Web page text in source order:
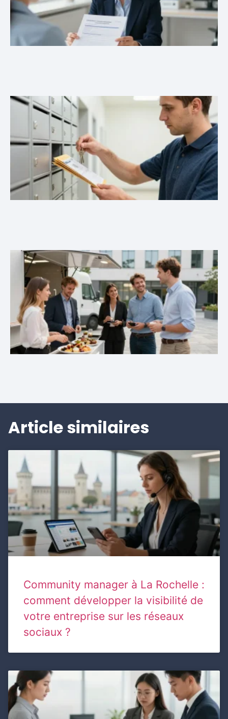
Article similaires
Community manager à La Rochelle :
comment développer la visibilité de
votre entreprise sur les réseaux
sociaux ?